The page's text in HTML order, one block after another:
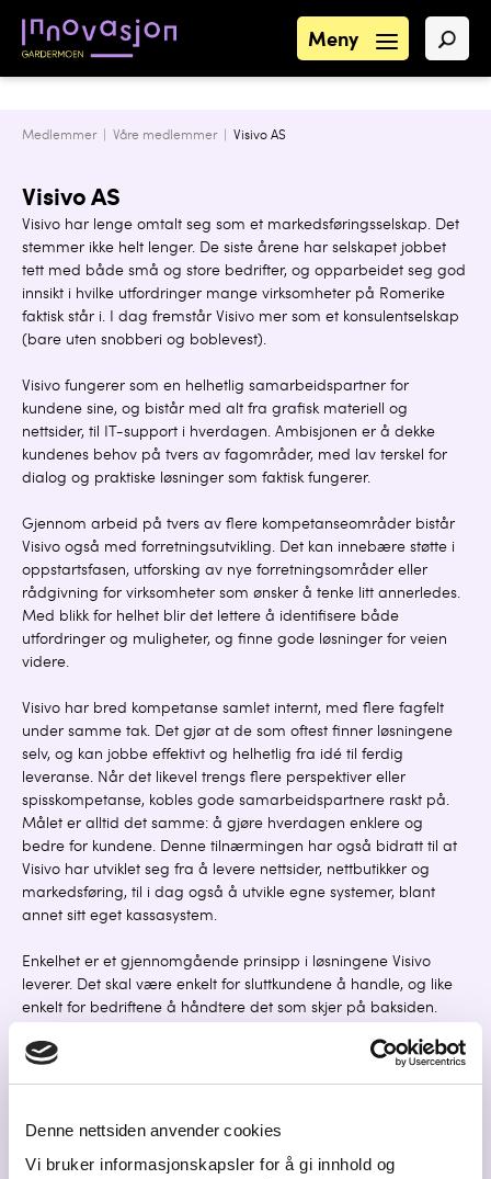
Denne nettsiden anvender cookies
Vi bruker informasjonskapsler for å gi innhold og
Meny
Medlemmer | Våre medlemmer| Visivo AS
Visivo AS
Visivo har lenge omtalt seg som et markedsføringsselskap. Det
stemmer ikke helt lenger. De siste årene har selskapet jobbet
tett med både små og store bedrifter, og opparbeidet seg god
innsikt i hvilke utfordringer mange virksomheter på Romerike
faktisk står i. I dag fremstår Visivo mer som et konsulentselskap
(bare uten snobberi og boblevest).
Visivo fungerer som en helhetlig samarbeidspartner for
kundene sine, og bistår med alt fra grafisk materiell og
nettsider, til IT-support i hverdagen. Ambisjonen er å dekke
kundenes behov på tvers av fagområder, med lav terskel for
dialog og praktiske løsninger som faktisk fungerer.
Gjennom arbeid på tvers av flere kompetanseområder bistår
Visivo også med forretningsutvikling. Det kan innebære støtte i
oppstartsfasen, utforsking av nye forretningsområder eller
rådgivning for virksomheter som ønsker å tenke litt annerledes.
Med blikk for helhet blir det lettere å identifisere både
utfordringer og muligheter, og finne gode løsninger for veien
videre.
Visivo har bred kompetanse samlet internt, med flere fagfelt
under samme tak. Det gjør at de som oftest finner løsningene
selv, og kan jobbe effektivt og helhetlig fra idé til ferdig
leveranse. Når det likevel trengs flere perspektiver eller
spisskompetanse, kobles gode samarbeidspartnere raskt på.
Målet er alltid det samme: å gjøre hverdagen enklere og
bedre for kundene. Denne tilnærmingen har også bidratt til at
Visivo har utviklet seg fra å levere nettsider, nettbutikker og
markedsføring, til i dag også å utvikle egne systemer, blant
annet sitt eget kassasystem.
Enkelhet er et gjennomgående prinsipp i løsningene Visivo
leverer. Det skal være enkelt for sluttkundene å handle, og like
enkelt for bedriftene å håndtere det som skjer på baksiden.
nytteverdi i hverdagen.
ideer ofte springer ut av reelle behov hos kundene. Blant
butikk ved hjelp av kameraer, som gir bedrifter bedre innsikt og